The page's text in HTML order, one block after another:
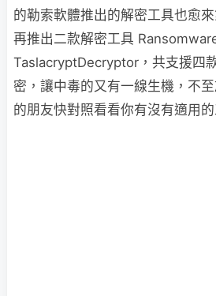
的勒索軟體推出的解密工具也愈
再推出二款解密工具
TaslacryptDecryptor，共支援四
密，讓中毒的又有一線生機，不
的朋友快對照看看你有沒有適用的